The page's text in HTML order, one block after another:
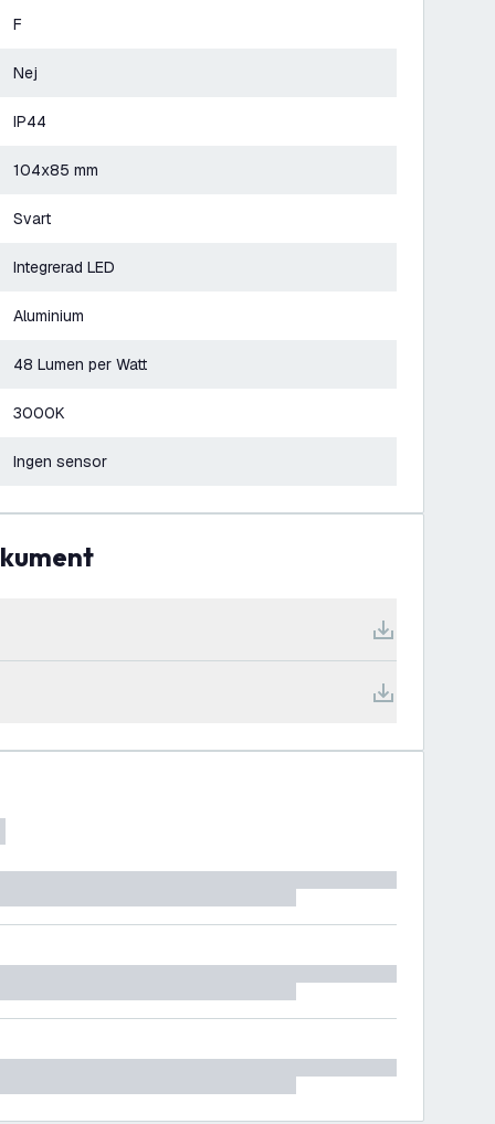
F
Nej
IP44
104x85 mm
Svart
Integrerad LED
Aluminium
48 Lumen per Watt
3000K
Ingen sensor